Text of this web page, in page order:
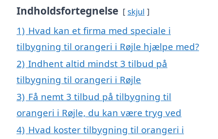
Indholdsfortegnelse skjul
1) Hvad kan et firma med speciale i
tilbygning til orangeri i Røjle hjælpe med?
2) Indhent altid mindst 3 tilbud på
tilbygning til orangeri i Røjle
3) Få nemt 3 tilbud på tilbygning til
orangeri i Røjle, du kan være tryg ved
4) Hvad koster tilbygning til orangeri i